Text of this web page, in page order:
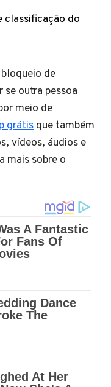
classificação do
de
se outra pessoa
meio de
grátis que também
vídeos, áudios e
mais sobre o